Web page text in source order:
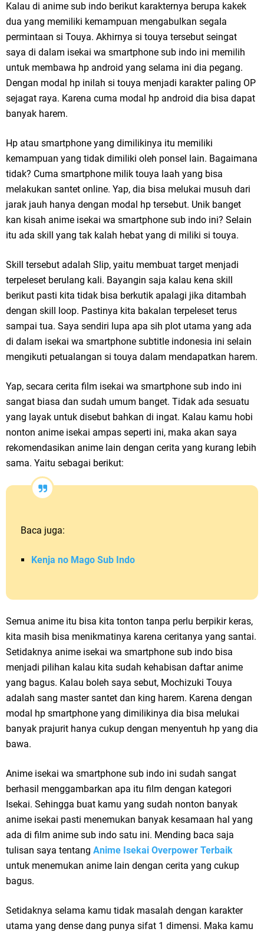
Kalau di anime sub indo berikut karakternya berupa kakek
dua yang memiliki kemampuan mengabulkan segala
permintaan si Touya. Akhirnya si touya tersebut seingat
saya di dalam isekai wa smartphone sub indo ini memilih
untuk membawa hp android yang selama ini dia pegang.
Dengan modal hp inilah si touya menjadi karakter paling OP
sejagat raya. Karena cuma modal hp android dia bisa dapat
banyak harem.
Hp atau smartphone yang dimilikinya itu memiliki
kemampuan yang tidak dimiliki oleh ponsel lain. Bagaimana
tidak? Cuma smartphone milik touya laah yang bisa
melakukan santet online. Yap, dia bisa melukai musuh dari
jarak jauh hanya dengan modal hp tersebut. Unik banget
kan kisah anime isekai wa smartphone sub indo ini? Selain
itu ada skill yang tak kalah hebat yang di miliki si touya.
Skill tersebut adalah Slip, yaitu membuat target menjadi
terpeleset berulang kali. Bayangin saja kalau kena skill
berikut pasti kita tidak bisa berkutik apalagi jika ditambah
dengan skill loop. Pastinya kita bakalan terpeleset terus
sampai tua. Saya sendiri lupa apa sih plot utama yang ada
di dalam isekai wa smartphone subtitle indonesia ini selain
mengikuti petualangan si touya dalam mendapatkan harem.
Yap, secara cerita film isekai wa smartphone sub indo ini
sangat biasa dan sudah umum banget. Tidak ada sesuatu
yang layak untuk disebut bahkan di ingat. Kalau kamu hobi
nonton anime isekai ampas seperti ini, maka akan saya
rekomendasikan anime lain dengan cerita yang kurang lebih
sama. Yaitu sebagai berikut:
Baca juga:
Kenja no Mago Sub Indo
Semua anime itu bisa kita tonton tanpa perlu berpikir keras,
kita masih bisa menikmatinya karena ceritanya yang santai.
Setidaknya anime isekai wa smartphone sub indo bisa
menjadi pilihan kalau kita sudah kehabisan daftar anime
yang bagus. Kalau boleh saya sebut, Mochizuki Touya
adalah sang master santet dan king harem. Karena dengan
modal hp smartphone yang dimilikinya dia bisa melukai
banyak prajurit hanya cukup dengan menyentuh hp yang dia
bawa.
Anime isekai wa smartphone sub indo ini sudah sangat
berhasil menggambarkan apa itu film dengan kategori
Isekai. Sehingga buat kamu yang sudah nonton banyak
anime isekai pasti menemukan banyak kesamaan hal yang
ada di film anime sub indo satu ini. Mending baca saja
tulisan saya tentang Anime Isekai Overpower Terbaik
untuk menemukan anime lain dengan cerita yang cukup
bagus.
Setidaknya selama kamu tidak masalah dengan karakter
utama yang dense dang punya sifat 1 dimensi. Maka kamu